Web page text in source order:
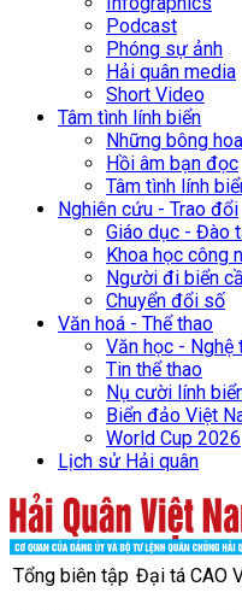
Podcast
Phóng sự ảnh
Hải quân media
Short Video
Tâm tình lính biển
Những bông
Hồi âm bạn đọc
Tâm tình lính
Nghiên cứu - Trao đổi
Giáo dục - Đào
Khoa học công
Người đi biển
Chuyển đổi số
Văn hoá - Thể thao
Văn học - Nghệ
Tin thể thao
Nụ cười lính
Biển đảo Việt
World Cup 2026
Lịch sử Hải quân
Tổng biên tập Đại tá CAO